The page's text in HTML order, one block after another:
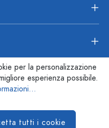
per la personalizzazione
esperienza possibile.
tutti i cookie